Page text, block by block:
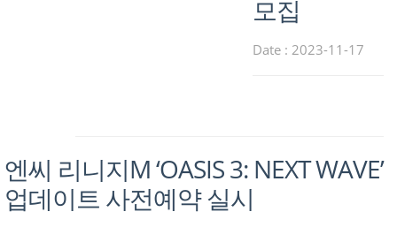
모집
Date : 2023-11-17
엔씨 리니지M ‘OASIS 3: NEXT WAVE’
업데이트 사전예약 실시